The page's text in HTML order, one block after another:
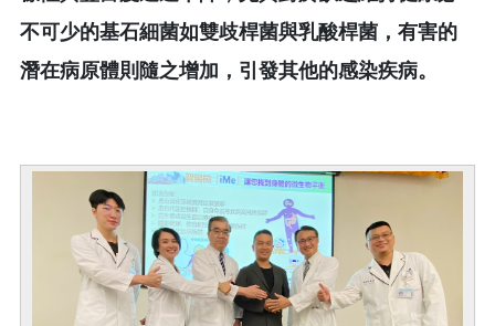
不可少的基石細菌如雙歧桿菌與乳酸桿菌，有害的
潛在病原體則隨之增加，引發其他的感染疾病。